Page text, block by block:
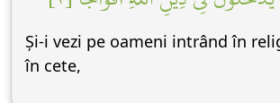
Și-i vezi pe oameni intrând în
în cete,